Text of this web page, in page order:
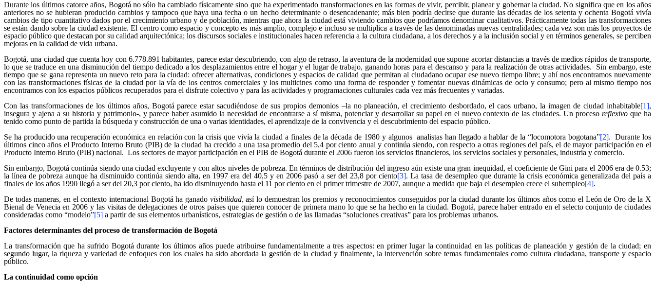
Durante los últimos catorce años, Bogotá no sólo ha cambiado físicamente sino que ha experimentado transformaciones en las formas de vivir, percibir, planear y gobernar la ciudad. No significa que en los años
anteriores no se hubieran producido cambios y tampoco que haya una fecha o un hecho determinante o desencadenante; más bien podría decirse que durante las décadas de los setenta y ochenta Bogotá vivía
cambios de tipo cuantitativo dados por el crecimiento urbano y de población, mientras que ahora la ciudad está viviendo cambios que podríamos denominar cualitativos. Prácticamente todas las transformaciones
se están dando sobre la ciudad existente. El centro como espacio y concepto es más amplio, complejo e incluso se multiplica a través de las denominadas nuevas centralidades; cada vez son más los proyectos de
espacio público que destacan por su calidad arquitectónica; los discursos sociales e institucionales hacen referencia a la cultura ciudadana, a los derechos y a la inclusión social y en términos generales, se perciben
mejoras en la calidad de vida urbana.
Bogotá, una ciudad que cuenta hoy con 6.778.891 habitantes, parece estar descubriendo, con algo de retraso, la aventura de la modernidad que supone acortar distancias a través de medios rápidos de transporte,
lo que se traduce en una disminución del tiempo dedicado a los desplazamientos entre el hogar y el lugar de trabajo, ganando horas para el descanso y para la realización de otras actividades. Sin embargo, este
tiempo que se gana representa un nuevo reto para la ciudad: ofrecer alternativas, condiciones y espacios de calidad que permitan al ciudadano ocupar ese nuevo tiempo libre; y ahí nos encontramos nuevamente
con las transformaciones físicas de la ciudad por la vía de los centros comerciales y los multicines como una forma de responder y fomentar nuevas dinámicas de ocio y consumo; pero al mismo tiempo nos
encontramos con los espacios públicos recuperados para el disfrute colectivo y para las actividades y programaciones culturales cada vez más frecuentes y variadas.
Con las transformaciones de los últimos años, Bogotá parece estar sacudiéndose de sus propios demonios –la no planeación, el crecimiento desbordado, el caos urbano, la imagen de ciudad inhabitable[1],
insegura y ajena a su historia y patrimonio-, y parece haber asumido la necesidad de encontrarse a sí misma, potenciar y desarrollar su papel en el nuevo contexto de las ciudades. Un procesoreflexivoque ha
tenido como punto de partida la búsqueda y construcción de una o varias identidades, el aprendizaje de la convivencia y el descubrimiento del espacio público.
Se ha producido una recuperación económica en relación con la crisis que vivía la ciudad a finales de la década de 1980 y algunos analistas han llegado a hablar de la “locomotora bogotana”[2]. Durante los
últimos cinco años el Producto Interno Bruto (PIB) de la ciudad ha crecido a una tasa promedio del 5,4 por ciento anual y continúa siendo, con respecto a otras regiones del país, el de mayor participación en el
Producto Interno Bruto (PIB) nacional. Los sectores de mayor participación en el PIB de Bogotá durante el 2006 fueron los servicios financieros, los servicios sociales y personales, industria y comercio.
Sin embargo, Bogotá continúa siendo una ciudad excluyente y con altos niveles de pobreza. En términos de distribución del ingreso aún existe una gran inequidad, el coeficiente de Gini para el 2006 era de 0.53;
la línea de pobreza aunque ha disminuido continúa siendo alta, en 1997 era del 40,5 y en 2006 pasó a ser del 23,8 por ciento[3]. La tasa de desempleo que durante la crisis económica generalizada del país a
finales de los años 1990 llegó a ser del 20,3 por ciento, ha ido disminuyendo hasta el 11 por ciento en el primer trimestre de 2007, aunque a medida que baja el desempleo crece el subempleo[4].
De todas maneras, en el contexto internacional Bogotá ha ganado visibilidad,así lo demuestran los premios y reconocimientos conseguidos por la ciudad durante los últimos años como el León de Oro de la X
Bienal de Venecia en 2006 y las visitas de delegaciones de otros países que quieren conocer de primera mano lo que se ha hecho en la ciudad. Bogotá, parece haber entrado en el selecto conjunto de ciudades
consideradas como “modelo”[5] a partir de sus elementos urbanísticos, estrategias de gestión o de las llamadas “soluciones creativas” para los problemas urbanos.
Factores determinantes del proceso de transformación de Bogotá
La transformación que ha sufrido Bogotá durante los últimos años puede atribuirse fundamentalmente a tres aspectos: en primer lugar la continuidad en las políticas de planeación y gestión de la ciudad; en
segundo lugar, la riqueza y variedad de enfoques con los cuales ha sido abordada la gestión de la ciudad y finalmente, la intervención sobre temas fundamentales como cultura ciudadana, transporte y espacio
público.
La continuidad como opción